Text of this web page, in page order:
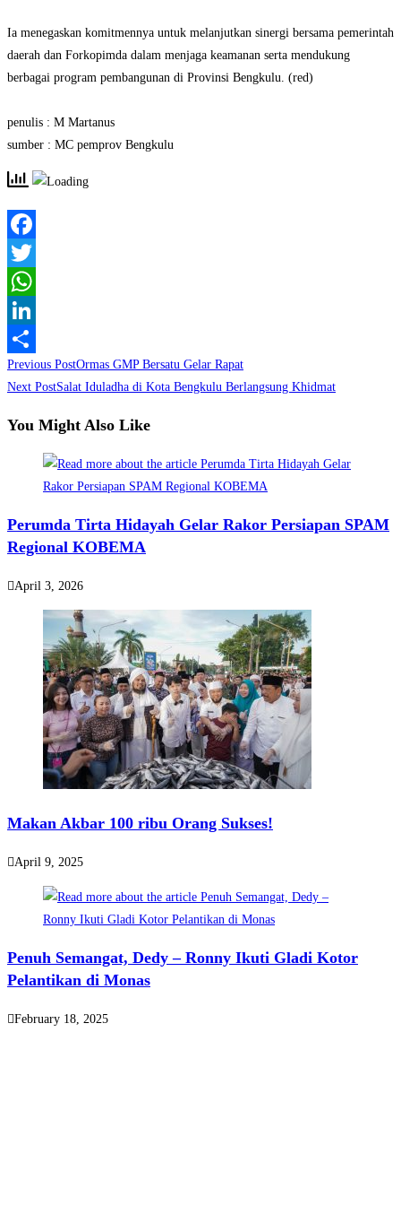
‎Ia menegaskan komitmennya untuk melanjutkan sinergi bersama pemerintah
daerah dan Forkopimda dalam menjaga keamanan serta mendukung
berbagai program pembangunan di Provinsi Bengkulu. (red)
‎penulis : M Martanus
‎sumber : MC pemprov Bengkulu
Facebook
Twitter
WhatsApp
LinkedIn
Share
Read
more
articles
Previous PostOrmas GMP Bersatu Gelar Rapat
Next PostSalat Iduladha di Kota Bengkulu Berlangsung Khidmat
You Might Also Like
Perumda Tirta Hidayah Gelar Rakor Persiapan SPAM
Regional KOBEMA
April 3, 2026
Makan Akbar 100 ribu Orang Sukses!
April 9, 2025
Penuh Semangat, Dedy – Ronny Ikuti Gladi Kotor
Pelantikan di Monas
February 18, 2025